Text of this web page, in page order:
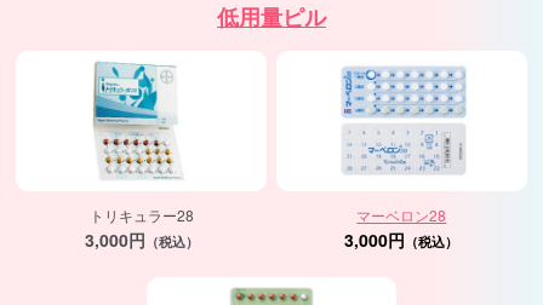
低用量ピル
トリキュラー28
3,000円 （税込）
マーベロン28
3,000円 （税込）